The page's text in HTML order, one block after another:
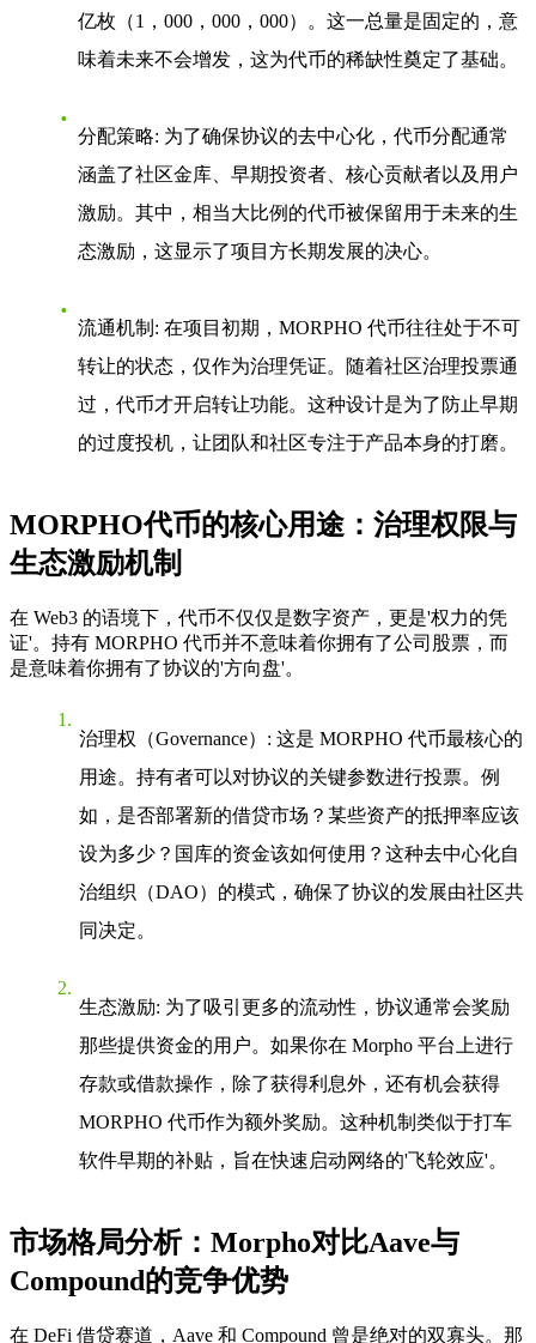
亿枚（1，000，000，000）。这一总量是固定的，意
味着未来不会增发，这为代币的稀缺性奠定了基础。
分配策略: 为了确保协议的去中心化，代币分配通常
涵盖了社区金库、早期投资者、核心贡献者以及用户
激励。其中，相当大比例的代币被保留用于未来的生
态激励，这显示了项目方长期发展的决心。
流通机制 : 在项目初期，MORPHO 代币往往处于不可
转让的状态，仅作为治理凭证。随着社区治理投票通
过，代币才开启转让功能。这种设计是为了防止早期
的过度投机，让团队和社区专注于产品本身的打磨。
MORPHO代币的核心用途：治理权限与
生态激励机制
在 Web3 的语境下，代币不仅仅是数字资产，更是'权力的凭
证'。持有 MORPHO 代币并不意味着你拥有了公司股票，而
是意味着你拥有了协议的'方向盘'。
治理权（Governance） : 这是 MORPHO 代币最核心的
用途。持有者可以对协议的关键参数进行投票。例
如，是否部署新的借贷市场？某些资产的抵押率应该
设为多少？国库的资金该如何使用？这种去中心化自
治组织（DAO）的模式，确保了协议的发展由社区共
同决定。
生态激励: 为了吸引更多的流动性，协议通常会奖励
那些提供资金的用户。如果你在 Morpho 平台上进行
存款或借款操作，除了获得利息外，还有机会获得
MORPHO 代币作为额外奖励。这种机制类似于打车
软件早期的补贴，旨在快速启动网络的'飞轮效应'。
市场格局分析：Morpho对比Aave与
Compound的竞争优势
在 DeFi 借贷赛道，Aave 和 Compound 曾是绝对的双寡头。那